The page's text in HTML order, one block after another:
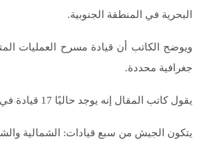
البحرية في المنطقة الجنوبية.
ويوضح الكاتب أن قيادة مسرح العمليات
جغرافية محددة.
يقول كاتب المقال إنه يوجد حاليًا 17 قيادة في القوات المسلحة الهندية، وكل واحدة منها يقودها قائد عسكري بأربع نجوم:
يتكون الجيش من سبع قيادات: الشمالية